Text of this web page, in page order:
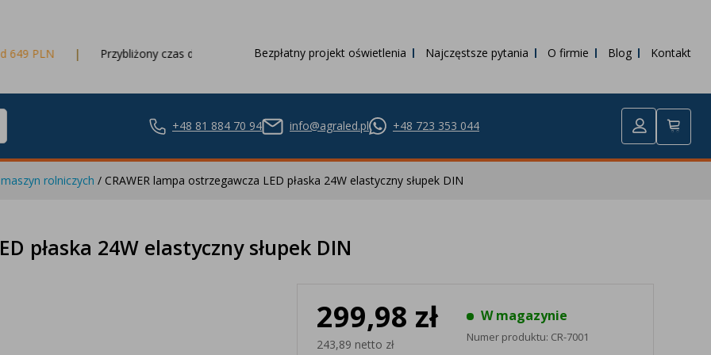
Przybliżony czas dostawy3 dni robocze Bezpłatny projekt oświetlenia Najczęstsze pytania O firmie Blog Kontakt
+48 81 884 70 94 info@agraled.pl +48 723 353 044
LED
rolniczych / CRAWER lampa ostrzegawcza LED płaska 24W elastyczny słupek DIN
płaska 24W elastyczny słupek DIN
299,98 zł
243,89 netto zł
W magazynie
Numer produktu: CR-7001